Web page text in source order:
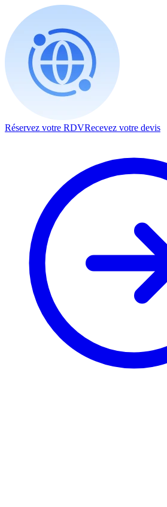
Réservez votre RDVRecevez votre devis